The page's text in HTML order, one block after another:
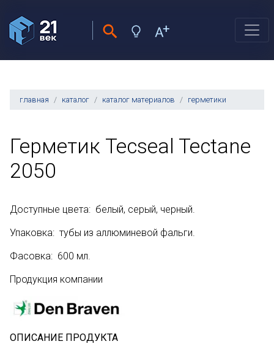
главная каталог каталог материалов герметики
Герметик Tecseal Tectane
2050
Доступные цвета: белый, серый, черный.
Упаковка: тубы из аллюминевой фальги.
Фасовка: 600 мл.
Продукция компании
ОПИСАНИЕ ПРОДУКТА